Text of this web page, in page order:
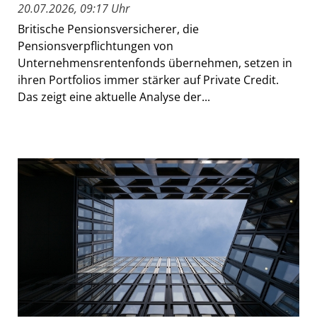
20.07.2026, 09:17 Uhr
Britische Pensionsversicherer, die
Pensionsverpflichtungen von
Unternehmensrentenfonds übernehmen, setzen in
ihren Portfolios immer stärker auf Private Credit.
Das zeigt eine aktuelle Analyse der...